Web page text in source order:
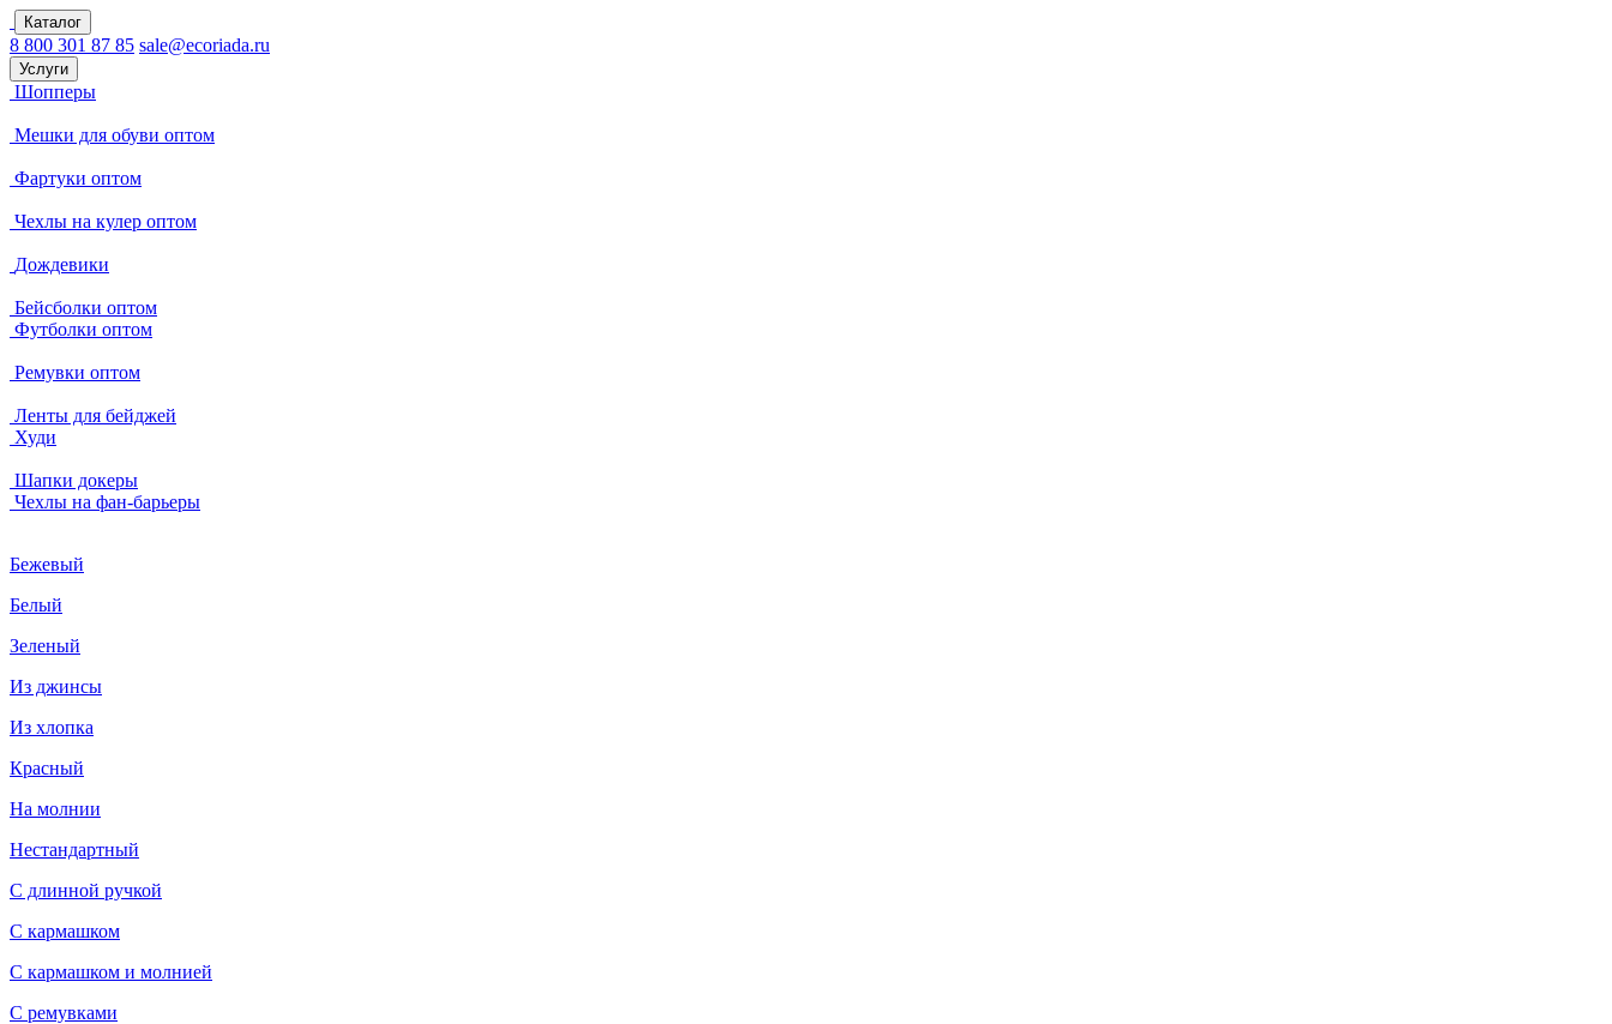
Каталог
8 800 301 87 85 sale@ecoriada.ru
Услуги
Шопперы
Мешки для обуви оптом
Фартуки оптом
Чехлы на кулер оптом
Дождевики
Бейсболки оптом
Футболки оптом
Ремувки оптом
Ленты для бейджей
Худи
Шапки докеры
Чехлы на фан-барьеры
Бежевый
Белый
Зеленый
Из джинсы
Из хлопка
Красный
На молнии
Нестандартный
С длинной ручкой
С кармашком
С кармашком и молнией
С ремувками